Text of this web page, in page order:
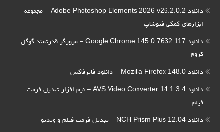
دانلود Adobe Photoshop Elements 2026 v26.2.0.2 – مجموعه
ابزارهای کمکی فتوشاپ
دانلود Google Chrome 145.0.7632.117 – مرورگر قدرتمند گوگل
کروم
دانلود Mozilla Firefox 148.0 – دانلود فایرفاکس
دانلود AVS Video Converter 14.1.3.4 – نرم افزار تبدیل فرمت
فیلم
دانلود NCH Prism Plus 12.04 – تبدیل فرمت فیلم و ویدیو